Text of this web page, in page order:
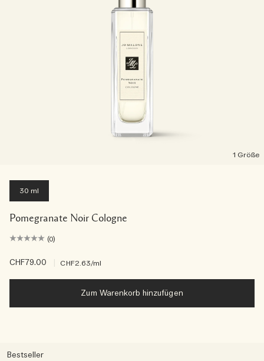
1 Größe
30 ml
Pomegranate Noir Cologne
(0)
CHF79.00 CHF2.63/ml
Zum Warenkorb hinzufügen
Bestseller